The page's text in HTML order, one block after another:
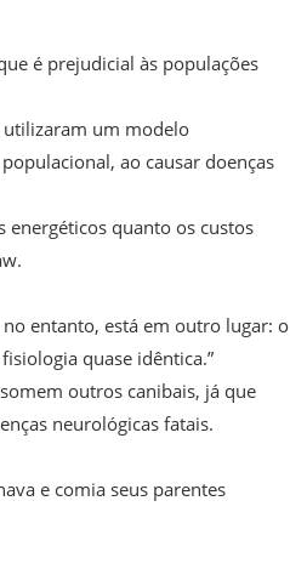
é prejudicial às populações
utilizaram um modelo
ao causar doenças
quanto os custos
entanto, está em outro lugar: o
quase idêntica.”
outros canibais, já que
neurológicas fatais.
e comia seus parentes